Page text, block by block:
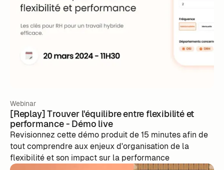
Webinar
[Replay] Trouver l'équilibre entre flexibilité et
performance - Démo live
Revisionnez cette démo produit de 15 minutes afin de
tout comprendre aux enjeux d'organisation de la
flexibilité et son impact sur la performance